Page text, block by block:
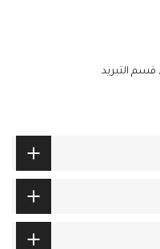
قسم التبريد